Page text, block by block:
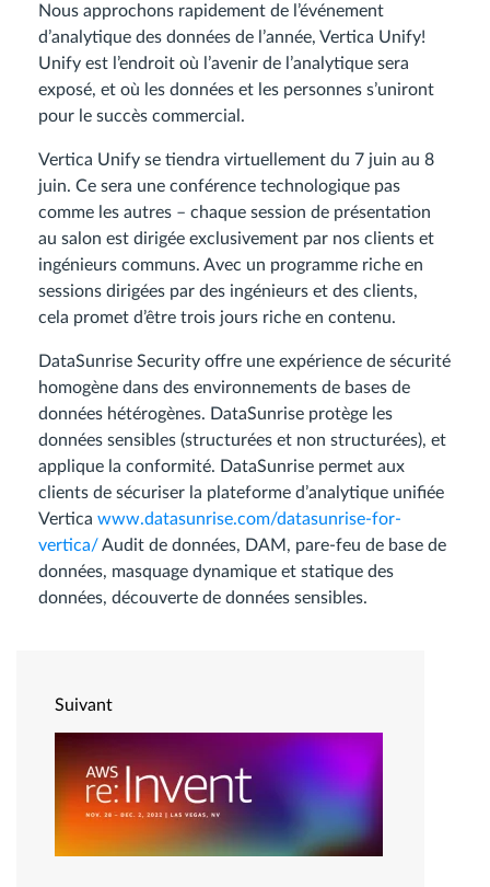
Nous approchons rapidement de l’événement
d’analytique des données de l’année, Vertica Unify!
Unify est l’endroit où l’avenir de l’analytique sera
exposé, et où les données et les personnes s’uniront
pour le succès commercial.
Vertica Unify se tiendra virtuellement du 7 juin au 8
juin. Ce sera une conférence technologique pas
comme les autres – chaque session de présentation
au salon est dirigée exclusivement par nos clients et
ingénieurs communs. Avec un programme riche en
sessions dirigées par des ingénieurs et des clients,
cela promet d’être trois jours riche en contenu.
DataSunrise Security offre une expérience de sécurité
homogène dans des environnements de bases de
données hétérogènes. DataSunrise protège les
données sensibles (structurées et non structurées), et
applique la conformité. DataSunrise permet aux
clients de sécuriser la plateforme d’analytique unifiée
Vertica www.datasunrise.com/datasunrise-for-
vertica/Audit de données, DAM, pare-feu de base de
données, masquage dynamique et statique des
données, découverte de données sensibles.
Suivant